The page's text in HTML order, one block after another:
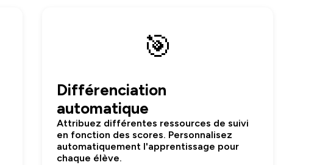
🎯
Différenciation
automatique
Attribuez différentes ressources de suivi
en fonction des scores. Personnalisez
automatiquement l'apprentissage pour
chaque élève.